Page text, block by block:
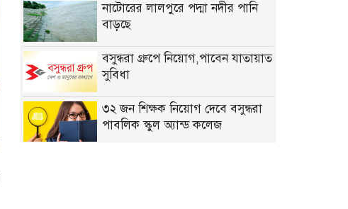
নাটোরের লালপুরে পদ্মা নদীর পানি
বাড়ছে
বসুন্ধরা গ্রুপে নিয়োগ,পাবেন যাতায়াত
সুবিধা
৩২ জন শিক্ষক নিয়োগ দেবে বসুন্ধরা
পাবলিক স্কুল অ্যান্ড কলেজ